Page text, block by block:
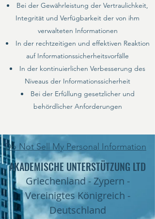
Bei der Gewährleistung der Vertraulichkeit,
Integrität und Verfügbarkeit der von ihm
verwalteten Informationen
In der rechtzeitigen und effektiven Reaktion
auf Informationssicherheitsvorfälle
In der kontinuierlichen Verbesserung des
Niveaus der Informationssicherheit
Bei der Erfüllung gesetzlicher und
behördlicher Anforderungen
Do Not Sell My Personal Information
AKADEMISCHE UNTERSTÜTZUNG LTD
Griechenland - Zypern -
Vereinigtes Königreich -
Deutschland